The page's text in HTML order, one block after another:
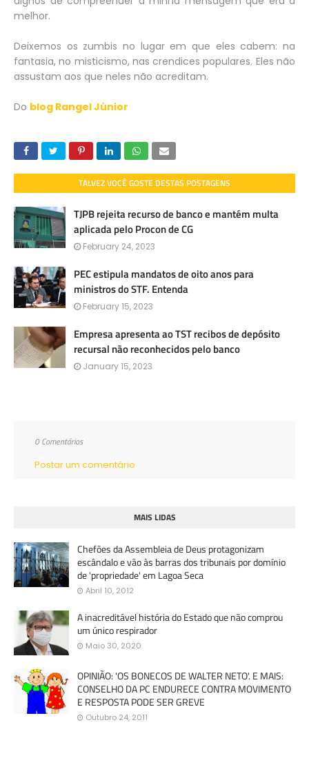
melhor.
Deixemos os zumbis no lugar em que eles cabem: na
fantasia, no misticismo, nas crendices populares. Eles não
assustam aos que neles não acreditam.
Do blog Rangel Júnior
TALVEZ VOCÊ GOSTE DESTAS POSTAGENS
TJPB rejeita recurso de banco e mantém multa
aplicada pelo Procon de CG
February 24, 2023
PEC estipula mandatos de oito anos para
ministros do STF. Entenda
February 15, 2023
Empresa apresenta ao TST recibos de depósito
recursal não reconhecidos pelo banco
January 15, 2023
0 Comentários
Postar um comentário
MAIS LIDAS
Chefões da Assembleia de Deus protagonizam
escândalo e vão às barras dos tribunais por domínio
de 'propriedade' em Lagoa Seca
Abril 10, 2012
A inacreditável história do Estado que não comprou
um único respirador
Maio 30, 2020
OPINIÃO: 'OS BONECOS DE WALTER NETO'. E MAIS:
CONSELHO DA PC ENDURECE CONTRA MOVIMENTO
E RESPOSTA PODE SER GREVE
Outubro 24, 2011